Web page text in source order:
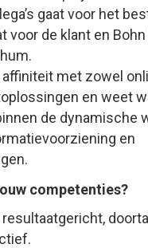
gaat voor het
voor de klant en
met zowel
en weet
de dynamische
en
competenties?